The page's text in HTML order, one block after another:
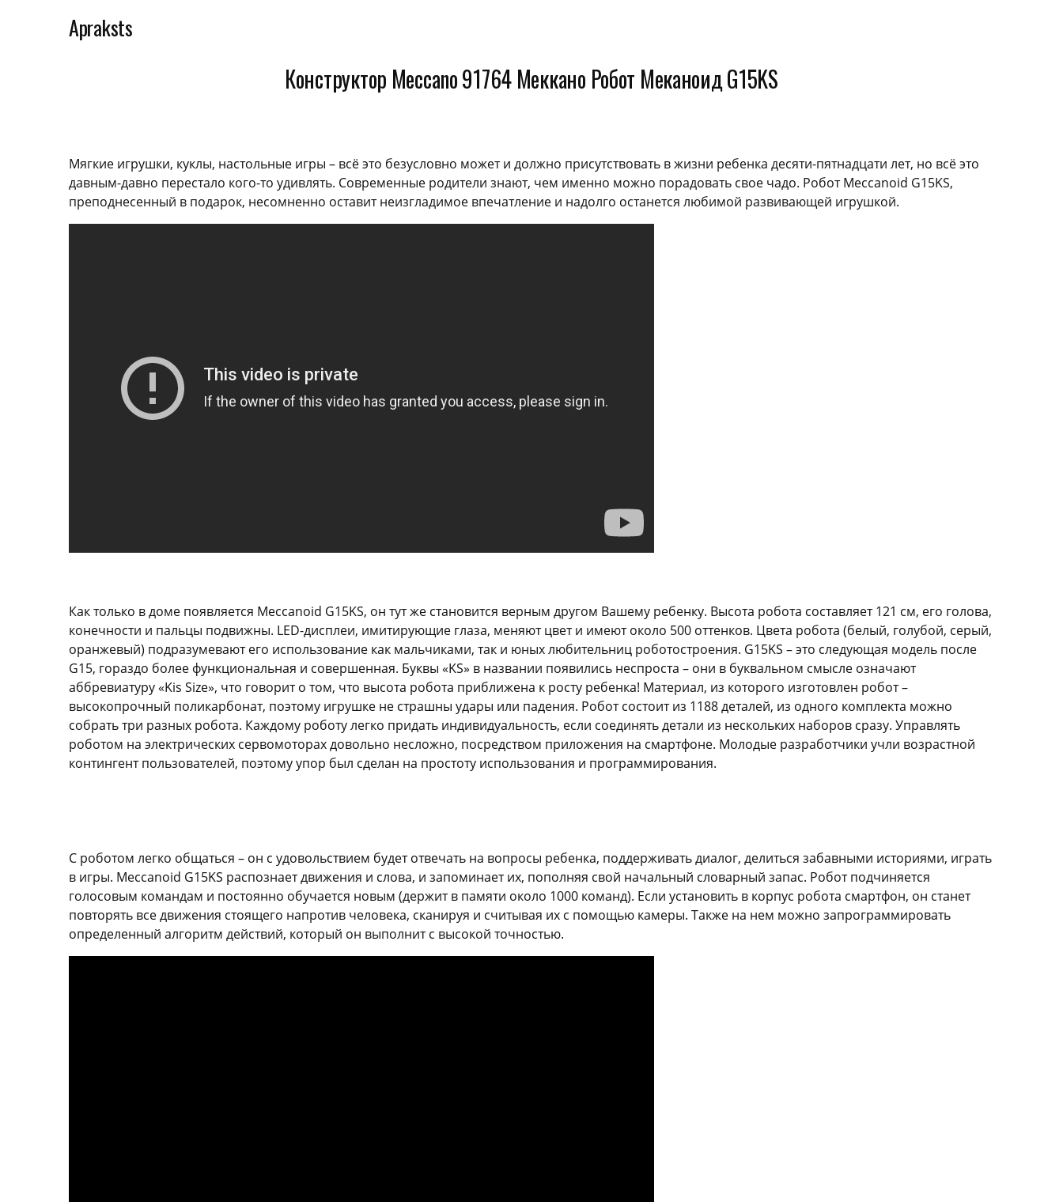
Apraksts
Конструктор Meccano 91764 Меккано Робот Меканоид G15KS
Мягкие игрушки, куклы, настольные игры – всё это безусловно может и должно присутствовать в жизни ребенка десяти-пятнадцати лет, но всё это
давным-давно перестало кого-то удивлять. Современные родители знают, чем именно можно порадовать свое чадо. Робот Meccanoid G15KS,
преподнесенный в подарок, несомненно оставит неизгладимое впечатление и надолго останется любимой развивающей игрушкой.
Как только в доме появляется Meccanoid G15KS, он тут же становится верным другом Вашему ребенку. Высота робота составляет 121 см, его голова,
конечности и пальцы подвижны. LED-дисплеи, имитирующие глаза, меняют цвет и имеют около 500 оттенков. Цвета робота (белый, голубой, серый,
оранжевый) подразумевают его использование как мальчиками, так и юных любительниц роботостроения. G15KS – это следующая модель после
G15, гораздо более функциональная и совершенная. Буквы «KS» в названии появились неспроста – они в буквальном смысле означают
аббревиатуру «Kis Size», что говорит о том, что высота робота приближена к росту ребенка! Материал, из которого изготовлен робот –
высокопрочный поликарбонат, поэтому игрушке не страшны удары или падения. Робот состоит из 1188 деталей, из одного комплекта можно
собрать три разных робота. Каждому роботу легко придать индивидуальность, если соединять детали из нескольких наборов сразу. Управлять
роботом на электрических сервомоторах довольно несложно, посредством приложения на смартфоне. Молодые разработчики учли возрастной
контингент пользователей, поэтому упор был сделан на простоту использования и программирования.
С роботом легко общаться – он с удовольствием будет отвечать на вопросы ребенка, поддерживать диалог, делиться забавными историями, играть
в игры. Meccanoid G15KS распознает движения и слова, и запоминает их, пополняя свой начальный словарный запас. Робот подчиняется
голосовым командам и постоянно обучается новым (держит в памяти около 1000 команд). Если установить в корпус робота смартфон, он станет
повторять все движения стоящего напротив человека, сканируя и считывая их с помощью камеры. Также на нем можно запрограммировать
определенный алгоритм действий, который он выполнит с высокой точностью.